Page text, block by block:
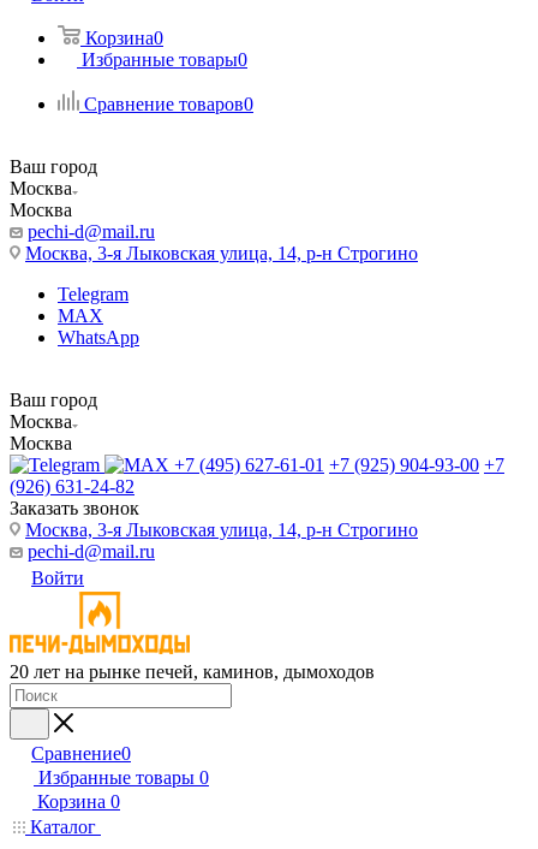
Корзина0
Избранные товары0
Сравнение товаров0
Ваш город
Москва
Москва
pechi-d@mail.ru
Москва, 3-я Лыковская улица, 14, р-н Строгино
Telegram
MAX
WhatsApp
Ваш город
Москва
Москва
+7 (495) 627-61-01 +7 (925) 904-93-00 +7
(926) 631-24-82
Заказать звонок
Москва, 3-я Лыковская улица, 14, р-н Строгино
pechi-d@mail.ru
Войти
20 лет на рынке печей, каминов, дымоходов
Сравнение0
Избранные товары 0
Корзина 0
Каталог